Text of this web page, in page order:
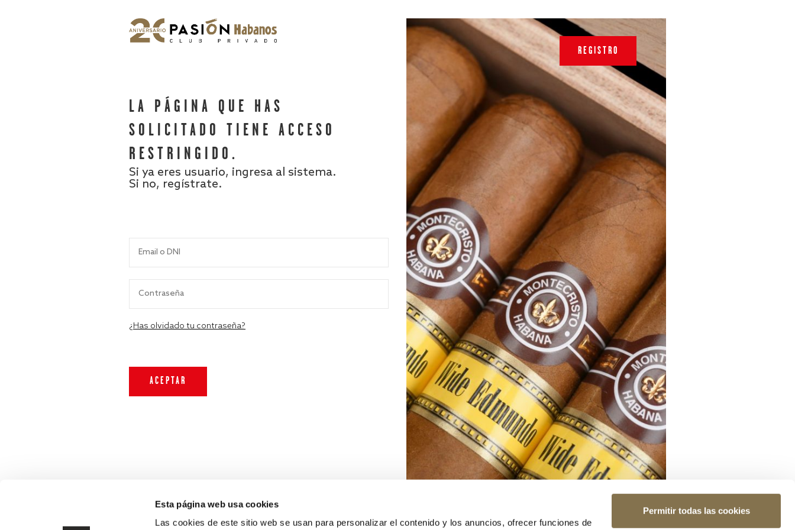
Esta página web usa cookies
Las cookies de este sitio web se usan para personalizar el contenido y los anuncios, ofrecer funciones de
Permitir todas las cookies
LA PÁGINA QUE HAS
SOLICITADO TIENE ACCESO
RESTRINGIDO.
Si ya eres usuario, ingresa al sistema.
Si no, regístrate.
¿Has olvidado tu contraseña?
REGISTRO